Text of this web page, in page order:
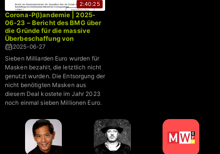
2:40:25
Corona-P(l)andemie | 2025-
06-23 – Bericht des BMG über
die Gründe für die massive
Überbeschaffung von
Schutzmasken während der
2025-06-27
Sieben Milliarden Euro wurden für
Masken bezahlt, die letztlich nicht
genutzt wurden. Die Entsorgung der
nicht benötigten Masken aus
diesem Deal kostete im Jahr 2023
noch einmal sieben Millionen Euro.